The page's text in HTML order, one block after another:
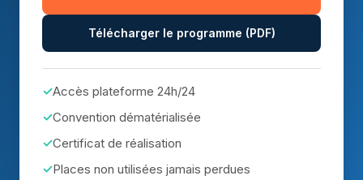
Télécharger le programme (PDF)
Accès plateforme 24h/24
Convention dématérialisée
Certificat de réalisation
Places non utilisées jamais perdues